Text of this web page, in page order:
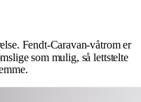
Fendt-Caravan-våtrom er
som mulig, så lettstelte